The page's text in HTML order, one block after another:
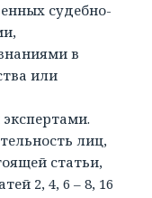
судебно-
в
или
лиц,
статьи,
2, 4, 6 – 8, 16